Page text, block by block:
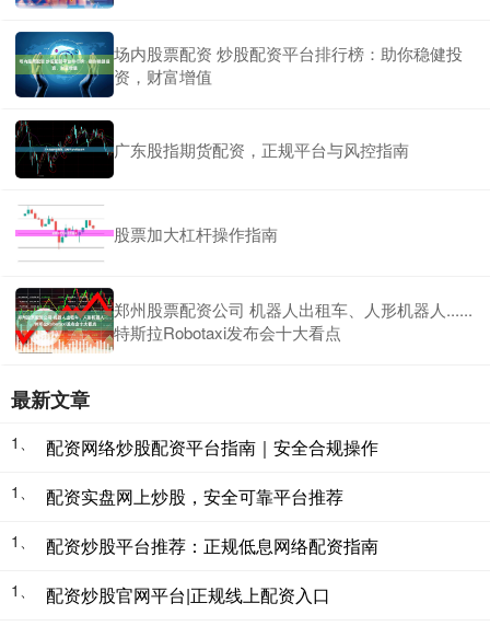
场内股票配资 炒股配资平台排行榜：助你稳健投
资，财富增值
广东股指期货配资，正规平台与风控指南
股票加大杠杆操作指南
郑州股票配资公司 机器人出租车、人形机器人......
特斯拉Robotaxi发布会十大看点
最新文章
1、 配资网络炒股配资平台指南｜安全合规操作
1、 配资实盘网上炒股，安全可靠平台推荐
1、 配资炒股平台推荐：正规低息网络配资指南
1、 配资炒股官网平台|正规线上配资入口